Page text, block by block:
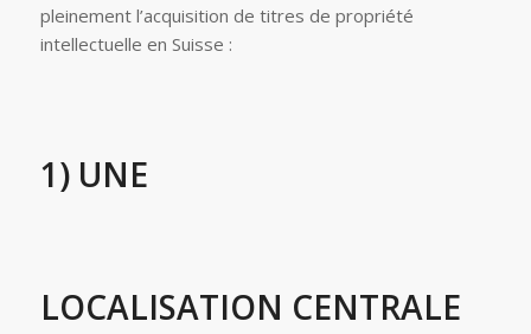
pleinement l’acquisition de titres de propriété
intellectuelle en Suisse :
1) UNE
LOCALISATION CENTRALE